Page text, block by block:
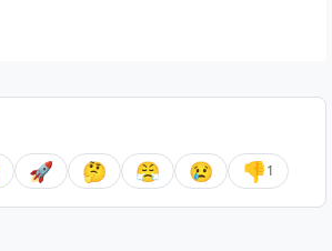
🚀 🤔 😤 😢 👎1